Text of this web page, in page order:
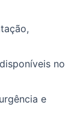
no
e